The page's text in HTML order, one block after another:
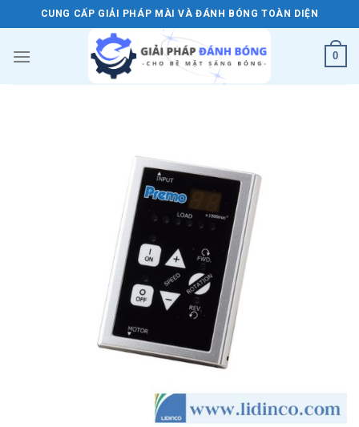
to
content
CUNG CẤP GIẢI PHÁP MÀI VÀ ĐÁNH BÓNG TOÀN DIỆN
0